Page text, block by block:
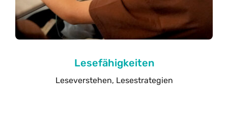
Lesefähigkeiten
Leseverstehen, Lesestrategien